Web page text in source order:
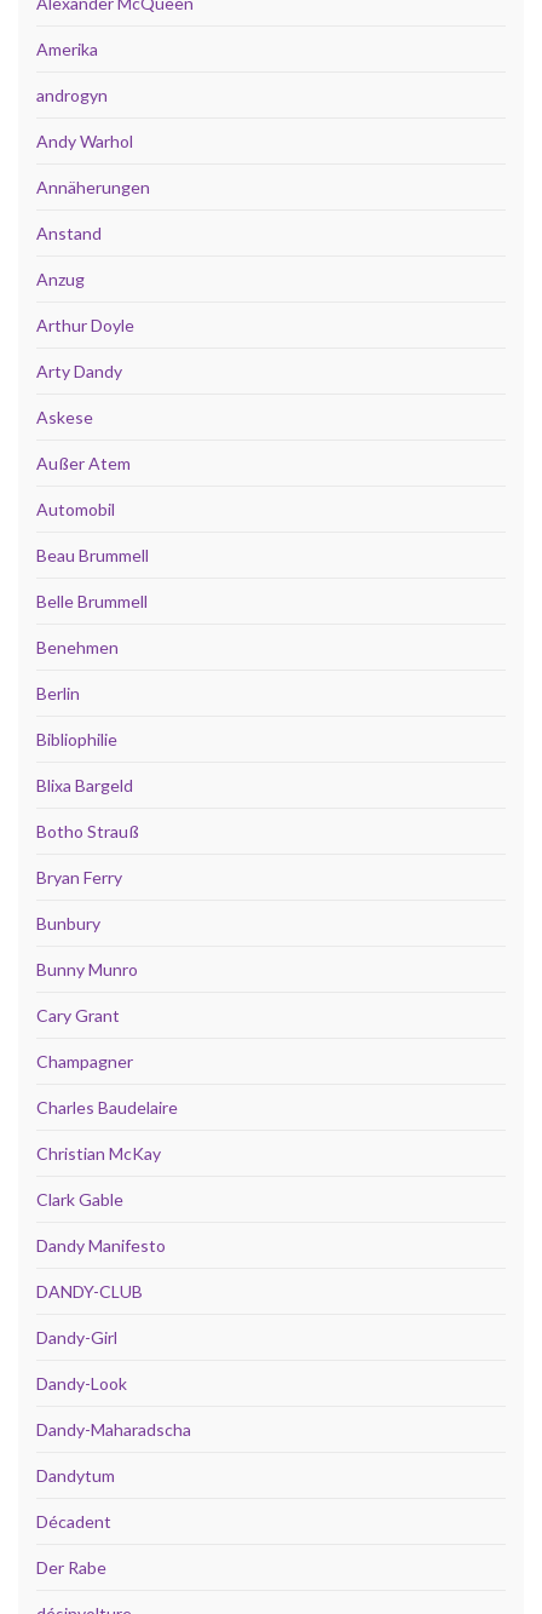
Amerika
androgyn
Andy Warhol
Annäherungen
Anstand
Anzug
Arthur Doyle
Arty Dandy
Askese
Außer Atem
Automobil
Beau Brummell
Belle Brummell
Benehmen
Berlin
Bibliophilie
Blixa Bargeld
Botho Strauß
Bryan Ferry
Bunbury
Bunny Munro
Cary Grant
Champagner
Charles Baudelaire
Christian McKay
Clark Gable
Dandy Manifesto
DANDY-CLUB
Dandy-Girl
Dandy-Look
Dandy-Maharadscha
Dandytum
Décadent
Der Rabe